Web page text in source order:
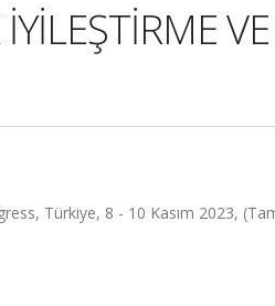
Türkiye, 8 - 10 Kasım 2023,